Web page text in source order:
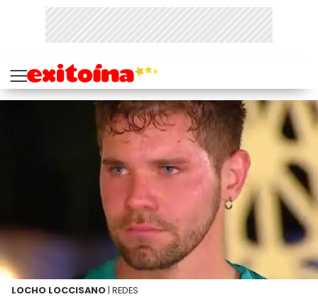
LOCHO LOCCISANO | REDES